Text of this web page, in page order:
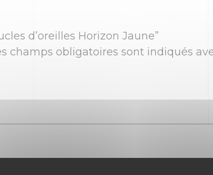
d’oreilles Horizon Jaune”
champs obligatoires sont indiqués